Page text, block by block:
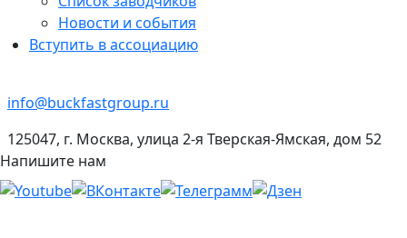
Новости и события
Вступить в ассоциацию
info@buckfastgroup.ru
125047, г. Москва, улица 2-я Тверская-Ямская, дом 52
Напишите нам